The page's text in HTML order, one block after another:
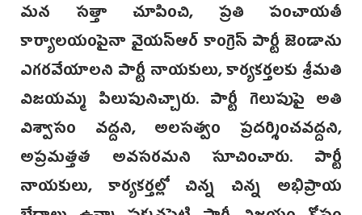
మన సత్తా చూపించి, ప్రతి పంచాయతీ
కార్యాలయంపైనా వైయస్‌ఆర్‌ కాంగ్రెస్‌ పార్టీ జెండాను
ఎగరవేయాలని పార్టీ నాయకులు, కార్యకర్తలకు శ్రీమతి
విజయమ్మ పిలుపునిచ్చారు. పార్టీ గెలుపుపై అతి
విశ్వాసం వద్దని, అలసత్వం ప్రదర్శించవద్దని,
అప్రమత్తత అవసరమని సూచించారు. పార్టీ
నాయకులు, కార్యకర్తల్లో చిన్న చిన్న అభిప్రాయ